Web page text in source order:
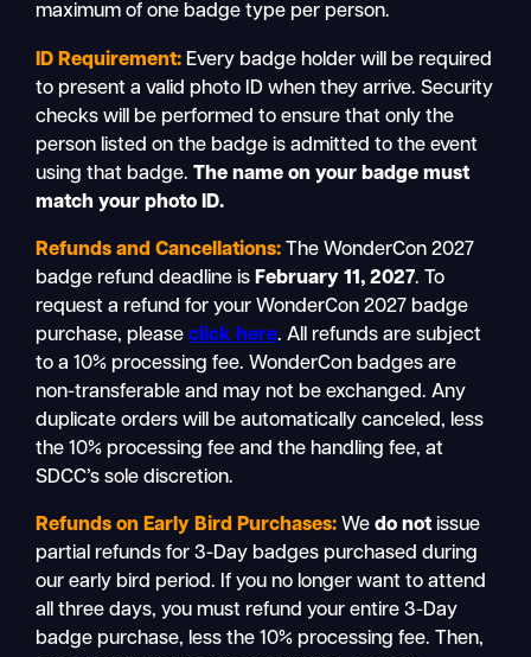
maximum of one badge type per person.
ID Requirement: Every badge holder will be required
to present a valid photo ID when they arrive. Security
checks will be performed to ensure that only the
person listed on the badge is admitted to the event
using that badge.The name on your badge must
match your photo ID.
Refunds and Cancellations:
The WonderCon 2027
badge refund deadline is February 11, 2027. To
request a refund for your WonderCon 2027 badge
purchase, pleaseclick here. All refunds are subject
to a 10% processing fee. WonderCon badges are
non-transferable and may not be exchanged. Any
duplicate orders will be automatically canceled, less
the 10% processing fee and the handling fee, at
SDCC’s sole discretion.
Refunds on Early Bird Purchases: Wedo not issue
partial refunds for 3-Day badges purchased during
our early bird period. If you no longer want to attend
all three days, you must refund your entire 3-Day
badge purchase, less the 10% processing fee. Then,